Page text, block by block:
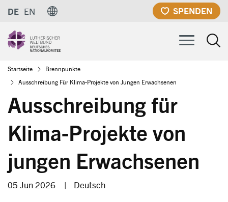
Direkt
zum
Inhalt
DE EN SPENDEN
Pfadnavigation
Startseite
Brennpunkte
Ausschreibung Für Klima-Projekte von Jungen Erwachsenen
Ausschreibung für
Klima-Projekte von
jungen Erwachsenen
05 Jun 2026 | Deutsch